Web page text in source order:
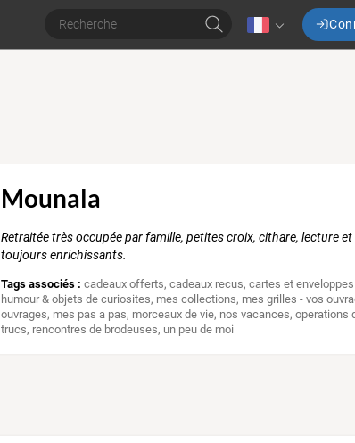
Mounala
Retraitée très occupée par famille, petites croix, cithare, lecture
toujours enrichissants.
Tags associés : cadeaux offerts,cadeaux recus,cartes et
humour & objets de curiosites, mes collections, mes grilles - vos
ouvrages, mes pas a pas, morceaux de vie, nos vacances,operations
trucs, rencontres de brodeuses, un peu de moi